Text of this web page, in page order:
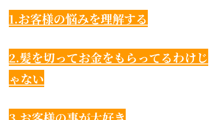
1.お客様の悩みを理解する
2.髪を切ってお金をもらってるわけじ
ゃない